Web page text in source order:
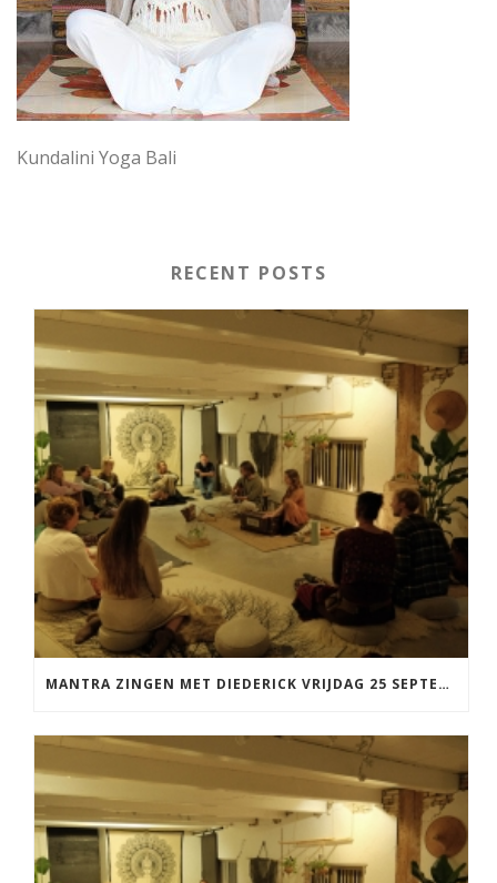
Kundalini Yoga Bali
RECENT POSTS
MANTRA ZINGEN MET DIEDERICK VRIJDAG 25 SEPTEMBER EN 20 NOVEMBER